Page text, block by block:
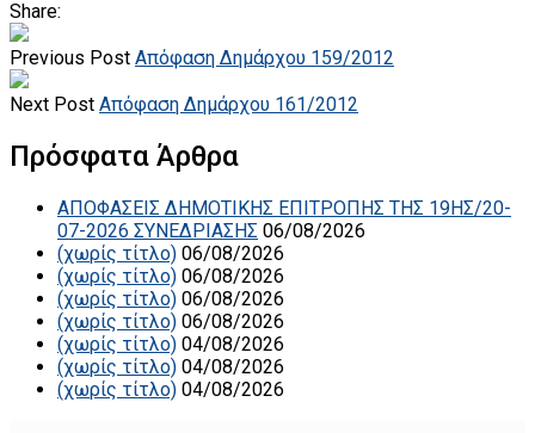
Share:
Previous Post Απόφαση Δημάρχου 159/2012
Next Post Απόφαση Δημάρχου 161/2012
Πρόσφατα Άρθρα
ΑΠΟΦΑΣΕΙΣ ΔΗΜΟΤΙΚΗΣ ΕΠΙΤΡΟΠΗΣ ΤΗΣ 19ΗΣ/20-
07-2026 ΣΥΝΕΔΡΙΑΣΗΣ 06/08/2026
(χωρίς τίτλο) 06/08/2026
(χωρίς τίτλο) 06/08/2026
(χωρίς τίτλο) 06/08/2026
(χωρίς τίτλο) 06/08/2026
(χωρίς τίτλο) 04/08/2026
(χωρίς τίτλο) 04/08/2026
(χωρίς τίτλο) 04/08/2026